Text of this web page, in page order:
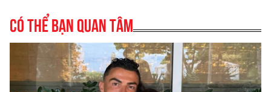
Có thể bạn quan tâm